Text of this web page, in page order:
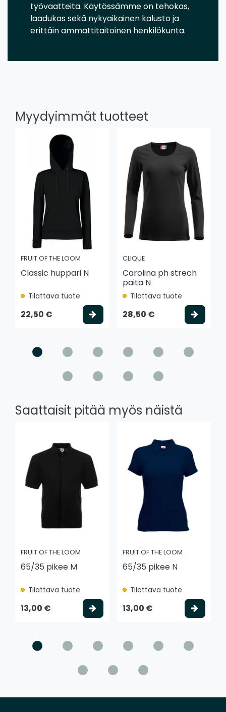
työvaatteita. Käytössämme on tehokas,
laadukas sekä nykyaikainen kalusto ja
erittäin ammattitaitoinen henkilökunta.
Myydyimmät tuotteet
FRUIT OF THE LOOM
Classic huppari N
Tilattava tuote
22,50 € Valitse vaihtoehto
CLIQUE
Carolina ph strech
paita N
Tilattava tuote
28,50 €
Saattaisit pitää myös näistä
FRUIT OF THE LOOM
65/35 pikee M
Tilattava tuote
13,00 € Valitse vaihtoehto
FRUIT OF THE LOOM
65/35 pikee N
Tilattava tuote
13,00 €